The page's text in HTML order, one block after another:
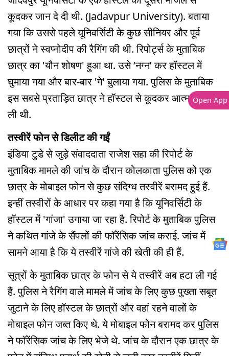
कूदकर जान दे दी थी. (Jadavpur University). बताया
गया कि उससे पहले यूनिवर्सिटी के कुछ सीनियर और पूर्व
छात्रों ने स्वप्नोदीप की रैगिंग की थी. रिपोर्ट्स के मुताबिक
छात्र का 'यौन शोषण' हुआ था. उसे ‘नग्न’ कर हॉस्टल में
घुमाया गया और बार-बार 'गे' बुलाया गया. पुलिस के मुताबिक
इस सबसे प्रताड़ित छात्र ने हॉस्टल से कूदकर आत्महत्या कर
ली थी.
तस्वीरें फोन से डिलीट की गईं
इंडिया टुडे से जुड़े संवाददाता राजेश सहा की रिपोर्ट के
मुताबिक मामले की जांच के दौरान कोलकाता पुलिस को एक
छात्र के मोबाइल फोन से कुछ संदिग्ध तस्वीरें बरामद हुई हैं.
इन्हीं तस्वीरों के आधार पर कहा गया है कि यूनिवर्सिटी के
हॉस्टल में 'गांजा' उगाया जा रहा है. रिपोर्ट के मुताबिक पुलिस
ने कथित गांजे के सैंपलों की फॉरेंसिक जांच कराई. जांच में
सामने आया है कि ये तस्वीरें गांजे की खेती की ही हैं.
सूत्रों के मुताबिक छात्र के फोन से ये तस्वीरें अब हटा ली गई
हैं. पुलिस ने रैगिंग वाले मामले में जांच के लिए कुछ पुख्ता सबूत
जुटाने के लिए हॉस्टल के छात्रों और वहां रहने वालों के
मोबाइल फोन जब्त किए थे. ये मोबाइल फोन बरामद कर पुलिस
ने फॉरेंसिक जांच के लिए भेजे थे. जांच के दौरान एक छात्र के
Open App